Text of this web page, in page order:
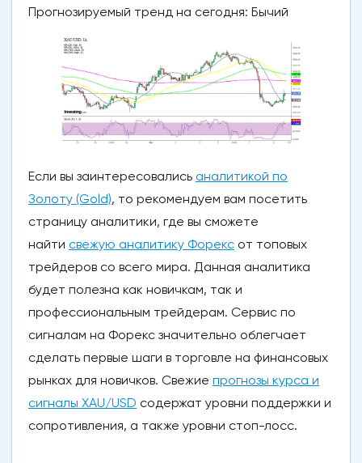
Прогнозируемый тренд на сегодня: Бычий
Если вы заинтересовались аналитикой по
Золоту (Gold), то рекомендуем вам посетить
страницу аналитики, где вы сможете
найти свежую аналитику Форекс от топовых
трейдеров со всего мира. Данная аналитика
будет полезна как новичкам, так и
профессиональным трейдерам. Сервис по
сигналам на Форекс значительно облегчает
сделать первые шаги в торговле на финансовых
рынках для новичков. Свежие прогнозы курса и
сигналы XAU/USD содержат уровни поддержки и
сопротивления, а также уровни стоп-лосс.